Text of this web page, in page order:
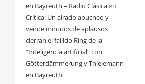
en Bayreuth – Radio Clásicaen
Critica: Un airado abucheo y
veinte minutos de aplausos
cierran el fallido Ring de la
“Inteligencia artificial” con
Götterdämmerung y Thielemann
en Bayreuth